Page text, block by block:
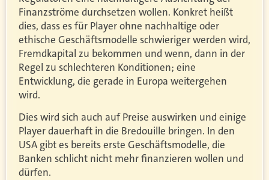
Finanzströme durchsetzen wollen. Konkret heißt
dies, dass es für Player ohne nachhaltige oder
ethische Geschäftsmodelle schwieriger werden wird,
Fremdkapital zu bekommen und wenn, dann in der
Regel zu schlechteren Konditionen; eine
Entwicklung, die gerade in Europa weitergehen
wird.
Dies wird sich auch auf Preise auswirken und einige
Player dauerhaft in die Bredouille bringen. In den
USA gibt es bereits erste Geschäftsmodelle, die
Banken schlicht nicht mehr finanzieren wollen und
dürfen.